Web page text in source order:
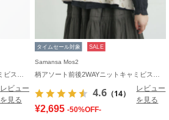
レビュー
を見る
タイムセール対象 SALE
Samansa Mos2
4.6 （14）
レビュー
を見る
¥2,695 -50%OFF-